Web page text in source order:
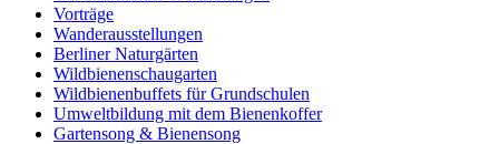
Vorträge
Wanderausstellungen
Berliner Naturgärten
Wildbienenschaugarten
Wildbienenbuffets für Grundschulen
Umweltbildung mit dem Bienenkoffer
Gartensong & Bienensong